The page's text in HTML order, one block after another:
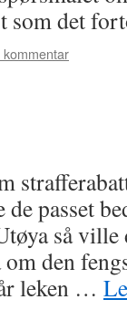
som det
passet
så ville
den
leken …